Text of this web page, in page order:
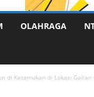
OLAHRAGA
di Ketemukan di Lokasi Galian